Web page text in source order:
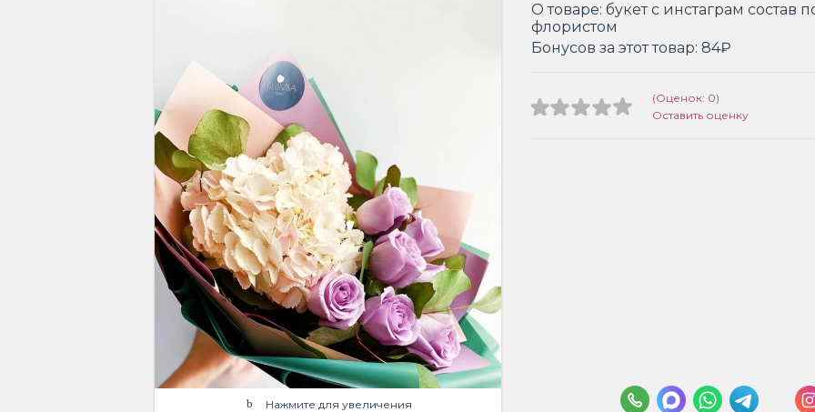
Нажмите для увеличения
О товаре: букет с инстаграм состав
флористом
Бонусов за этот товар: 84₽
(Оценок: 0)
Оставить оценку